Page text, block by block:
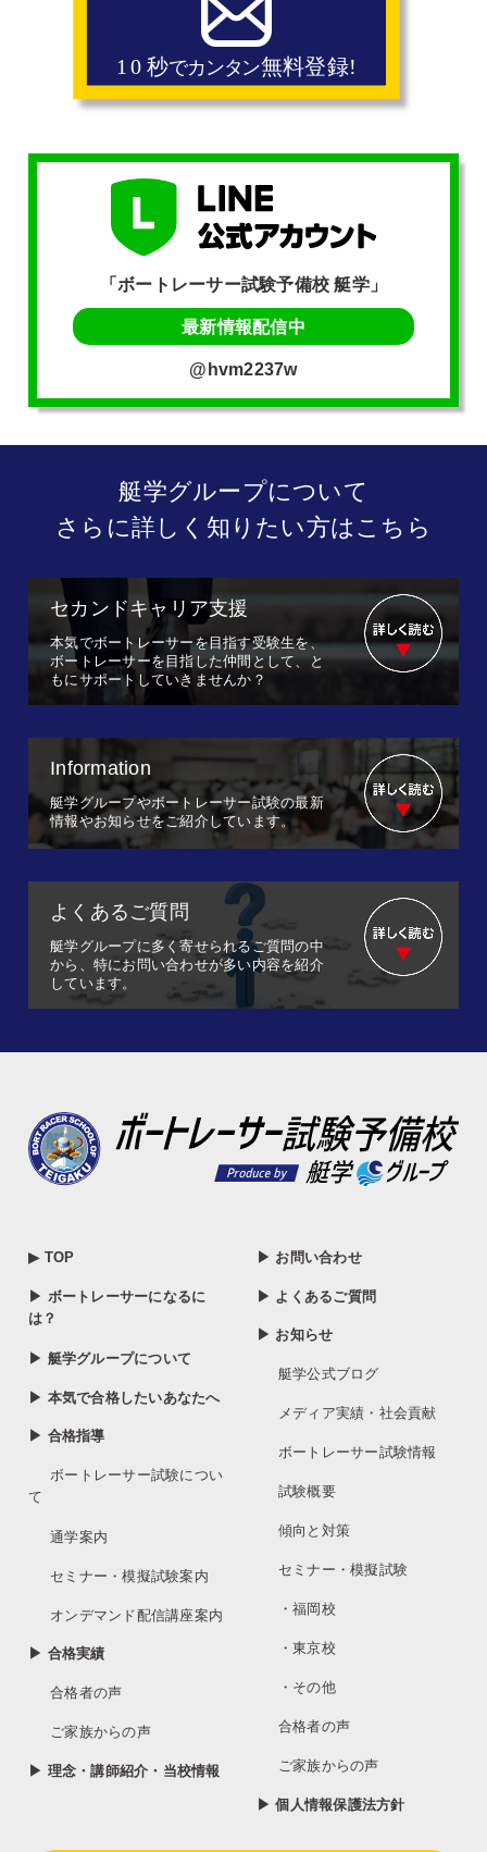
「ボートレーサー試験予備校 艇学」
最新情報配信中
@hvm2237w
艇学グループについて
さらに詳しく知りたい方はこちら
セカンドキャリア支援
本気でボートレーサーを目指す受験生を、
ボートレーサーを目指した仲間として、と
もにサポートしていきませんか？
Information
艇学グループやボートレーサー試験の最新
情報やお知らせをご紹介しています。
よくあるご質問
艇学グループに多く寄せられるご質問の中
から、特にお問い合わせが多い内容を紹介
しています。
▶ TOP
▶ ボートレーサーになるに
は？
▶ 艇学グループについて
▶ 本気で合格したいあなたへ
▶ 合格指導
ボートレーサー試験につい
て
通学案内
セミナー・模擬試験案内
オンデマンド配信講座案内
▶ 合格実績
合格者の声
ご家族からの声
▶ 理念・講師紹介・当校情報
▶ お問い合わせ
▶ よくあるご質問
▶ お知らせ
艇学公式ブログ
メディア実績・社会貢献
ボートレーサー試験情報
試験概要
傾向と対策
セミナー・模擬試験
・福岡校
・東京校
・その他
合格者の声
ご家族からの声
▶ 個人情報保護法方針